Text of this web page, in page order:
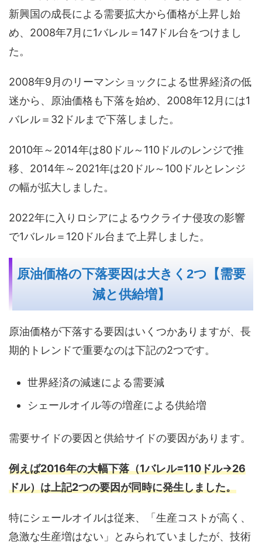
新興国の成長による需要拡大から価格が上昇し始
め、2008年7月に1バレル＝147ドル台をつけまし
た。
2008年9月のリーマンショックによる世界経済の低
迷から、原油価格も下落を始め、2008年12月には1
バレル＝32ドルまで下落しました。
2010年～2014年は80ドル～110ドルのレンジで推
移、2014年～2021年は20ドル～100ドルとレンジ
の幅が拡大しました。
2022年に入りロシアによるウクライナ侵攻の影響
で1バレル＝120ドル台まで上昇しました。
原油価格の下落要因は大きく2つ【需要
減と供給増】
原油価格が下落する要因はいくつかありますが、長
期的トレンドで重要なのは下記の2つです。
世界経済の減速による需要減
シェールオイル等の増産による供給増
需要サイドの要因と供給サイドの要因があります。
例えば2016年の大幅下落（1バレル=110ドル→26
ドル）は上記2つの要因が同時に発生しました。
特にシェールオイルは従来、「生産コストが高く、
急激な生産増はない」とみられていましたが、技術